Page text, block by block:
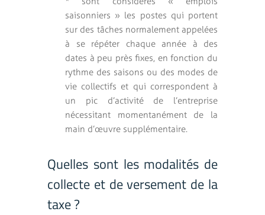
saisonniers » les postes qui portent
sur des tâches normalement appelées
à se répéter chaque année à des
dates à peu près fixes, en fonction du
rythme des saisons ou des modes de
vie collectifs et qui correspondent à
un pic d’activité de l’entreprise
nécessitant momentanément de la
main d’œuvre supplémentaire.
Quelles sont les modalités de
collecte et de versement de la
taxe ?